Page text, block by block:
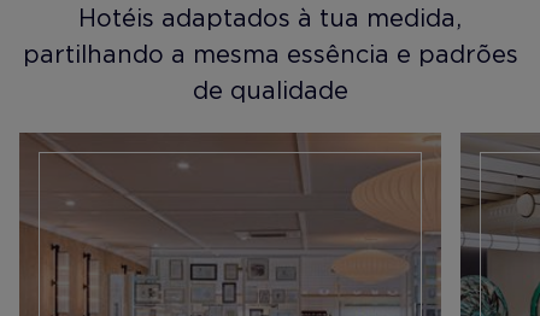
Hotéis adaptados à tua medida,
partilhando a mesma essência e padrões
de qualidade